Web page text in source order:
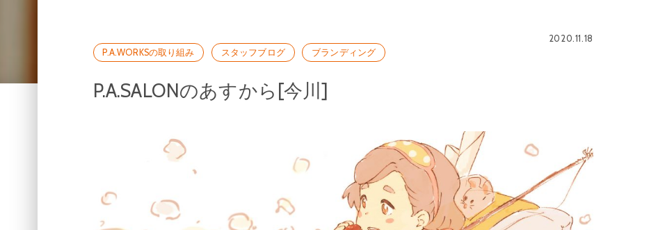
2020.11.18
P.A.WORKSの取り組み
スタッフブログ ブランディング
P.A.SALONのあすから[今川]